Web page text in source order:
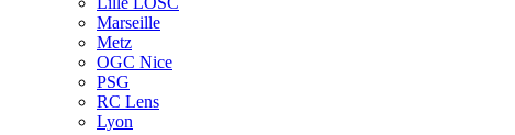
Marseille
Metz
OGC Nice
PSG
RC Lens
Lyon